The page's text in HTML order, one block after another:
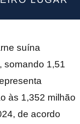
suína
somando 1,51
às 1,352 milhão
de acordo